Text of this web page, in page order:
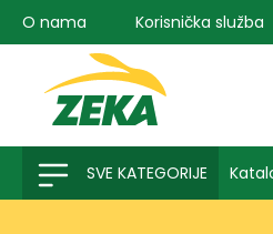
pretragu Preskoči na
O nama Korisnička služba
SVE KATEGORIJE